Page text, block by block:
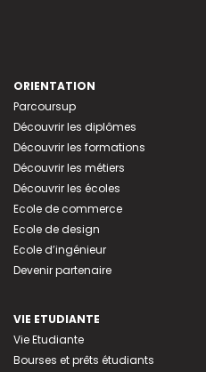
ORIENTATION
Parcoursup
Découvrir les diplômes
Découvrir les formations
Découvrir les métiers
Découvrir les écoles
Ecole de commerce
Ecole de design
Ecole d’ingénieur
Devenir partenaire
VIE ETUDIANTE
Vie Etudiante
Bourses et prêts étudiants